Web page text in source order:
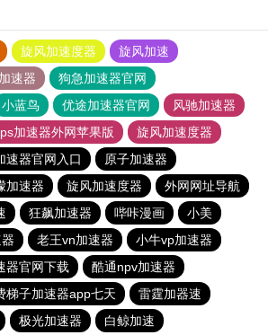
旋风加速度器
旋风加速
速器
狗急加速器官网
小蓝鸟 优途加速器官网
风驰加速器
加速器外网苹果版
旋风加速度器
速器官网入口
原子加速器
加速器 旋风加速度器
外网网址导航
狂飙加速器 哔咔漫画
小美
老王vn加速器
小牛vp加速器
器官网下载
酷通npv加速器
梯子加速器app七天
雷霆加器速
极光加速器 白鲸加速